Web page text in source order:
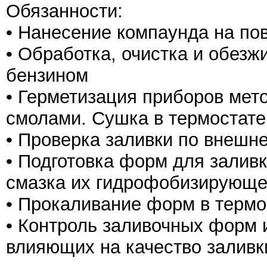
Обязанности:
• Нанесение компаунда на
• Обработка, очистка и
бензином
• Герметизация приборов
смолами. Сушка в термостате
• Проверка заливки по
• Подготовка форм для
смазка их
• Прокаливание форм в
• Контроль заливочных форм
влияющих на качество